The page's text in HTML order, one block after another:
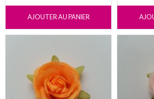
AJOUTER AU PANIER